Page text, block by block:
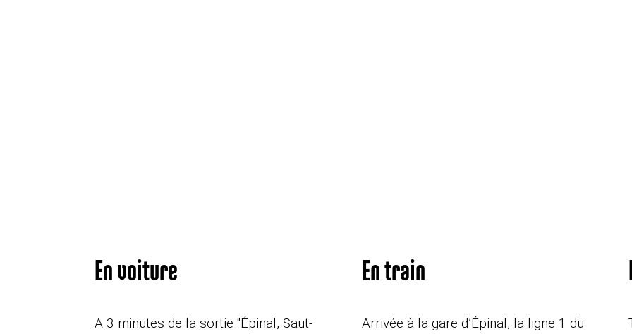
En voiture
A 3 minutes de la sortie "Épinal, Saut-
En train
Arrivée à la gare d’Épinal, la ligne 1 du